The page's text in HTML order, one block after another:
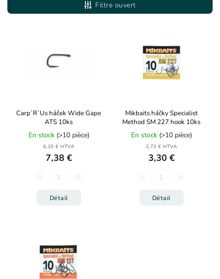
Le plus cher
Filtre ouvert
Carp´R´Us háček Wide Gape
ATS 10ks
En stock (>10 pièce)
6,10 € HTVA
7,38 €
Détail
Mikbaits háčky Specialist
Method SM 227 hook 10ks
En stock (>10 pièce)
2,73 € HTVA
3,30 €
Détail